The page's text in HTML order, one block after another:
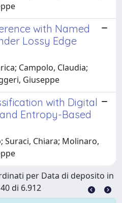
with Named
Lossy Edge
Campolo, Claudia;
Giuseppe
with Digital
Entropy-Based
Suraci, Chiara; Molinaro,
per Data di deposito in
di 6.912